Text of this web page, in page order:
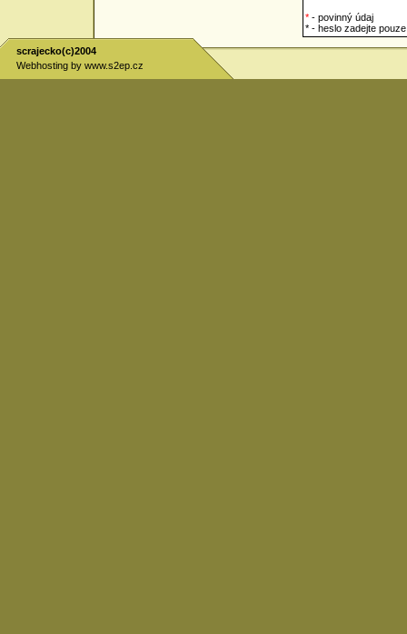
* - povinný údaj
* - heslo zadejte
scrajecko(c)2004
Webhosting by www.s2ep.cz